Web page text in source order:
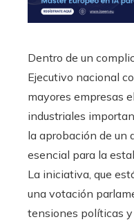
Dentro de un
Ejecutivo nacional
mayores empresas
industriales
la aprobación de un
esencial para la
La iniciativa, que
una votación
tensiones políticas y